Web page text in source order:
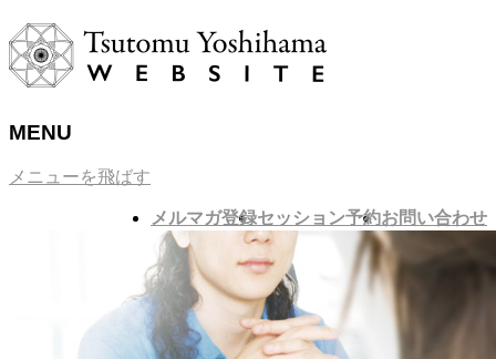
MENU
メニューを飛ばす
お問い合わせ
セッション予約
メルマガ登録